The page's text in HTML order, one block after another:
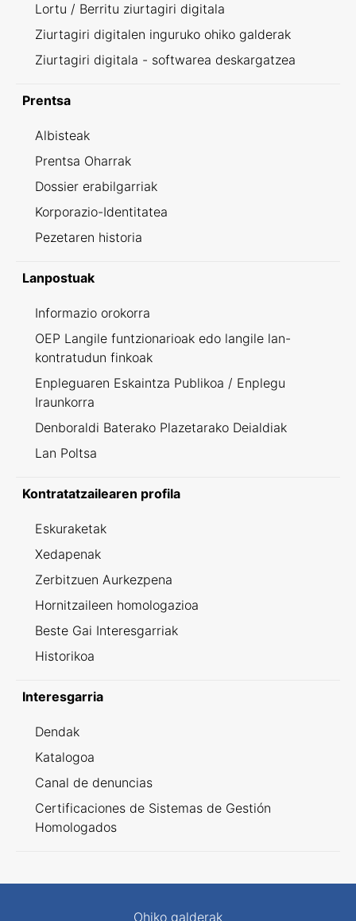
Lortu / Berritu ziurtagiri digitala
Ziurtagiri digitalen inguruko ohiko galderak
Ziurtagiri digitala - softwarea deskargatzea
Prentsa
Albisteak
Prentsa Oharrak
Dossier erabilgarriak
Korporazio-Identitatea
Pezetaren historia
Lanpostuak
Informazio orokorra
OEP Langile funtzionarioak edo langile lan-
kontratudun finkoak
Enpleguaren Eskaintza Publikoa / Enplegu
Iraunkorra
Denboraldi Baterako Plazetarako Deialdiak
Lan Poltsa
Kontratatzailearen profila
Eskuraketak
Xedapenak
Zerbitzuen Aurkezpena
Hornitzaileen homologazioa
Beste Gai Interesgarriak
Historikoa
Interesgarria
Dendak
Katalogoa
Canal de denuncias
Certificaciones de Sistemas de Gestión
Homologados
Ohiko galderak